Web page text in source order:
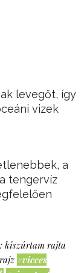
levegőt, így
vizek
a
tengervíz
kiszúrtam rajta
#vicces